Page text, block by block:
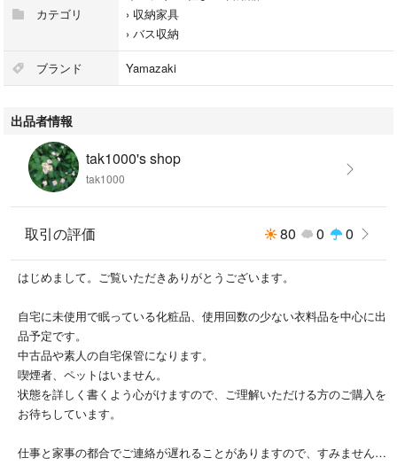
カテゴリ
› 収納家具
› バス収納
ブランド Yamazaki
出品者情報
tak1000's shop
tak1000
取引の評価 80 0 0
はじめまして。ご覧いただきありがとうございます。
自宅に未使用で眠っている化粧品、使用回数の少ない衣料品を中心に出
品予定です。
中古品や素人の自宅保管になります。
喫煙者、ペットはいません。
状態を詳しく書くよう心がけますので、ご理解いただける方のご購入を
お待ちしています。
仕事と家事の都合でご連絡が遅れることがありますので、すみませんが